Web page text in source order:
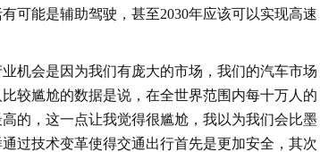
可能是辅助驾驶，甚至2030年应该可以实现高速
机会是因为我们有庞大的市场，我们的汽车市场
较尴尬的数据是说，在全世界范围内每十万人的
的，这一点让我觉得很尴尬，我以为我们会比墨
过技术变革使得交通出行首先是更加安全，其次